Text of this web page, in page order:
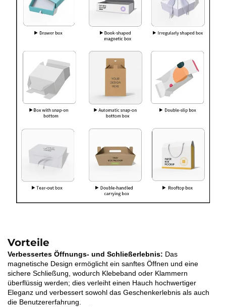
Vorteile
Verbessertes Öffnungs- und Schließerlebnis: Das
magnetische Design ermöglicht ein sanftes Öffnen und eine
sichere Schließung, wodurch Klebeband oder Klammern
überflüssig werden; dies verleiht einen Hauch hochwertiger
Eleganz und verbessert sowohl das Geschenkerlebnis als auch
die Benutzererfahrung.